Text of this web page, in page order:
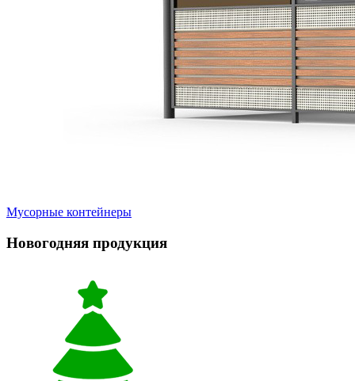
Мусорные контейнеры
Новогодняя продукция